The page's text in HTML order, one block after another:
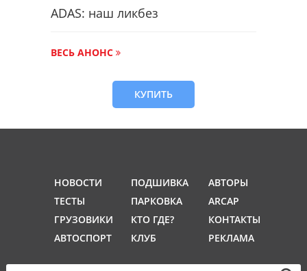
ADAS: наш ликбез
ВЕСЬ АНОНС
КУПИТЬ
НОВОСТИ
ТЕСТЫ
ГРУЗОВИКИ
АВТОСПОРТ
ПОДШИВКА
ПАРКОВКА
КТО ГДЕ?
КЛУБ
АВТОРЫ
ARCAP
КОНТАКТЫ
РЕКЛАМА